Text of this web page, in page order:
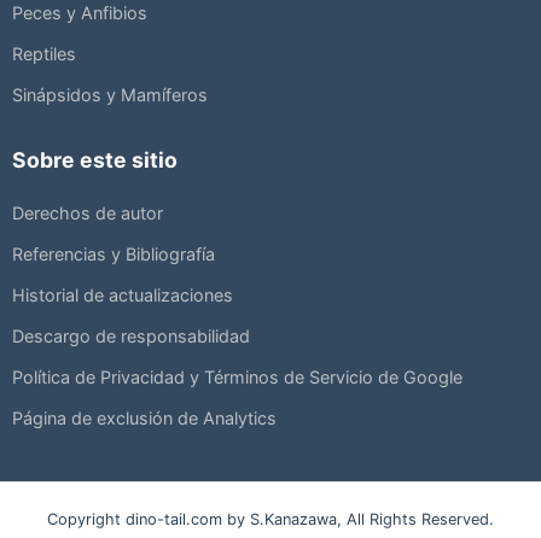
Peces y Anfibios
Reptiles
Sinápsidos y Mamíferos
Sobre este sitio
Derechos de autor
Referencias y Bibliografía
Historial de actualizaciones
Descargo de responsabilidad
Política de Privacidad y Términos de Servicio de Google
Página de exclusión de Analytics
Copyright dino-tail.com by S.Kanazawa, All Rights Reserved.